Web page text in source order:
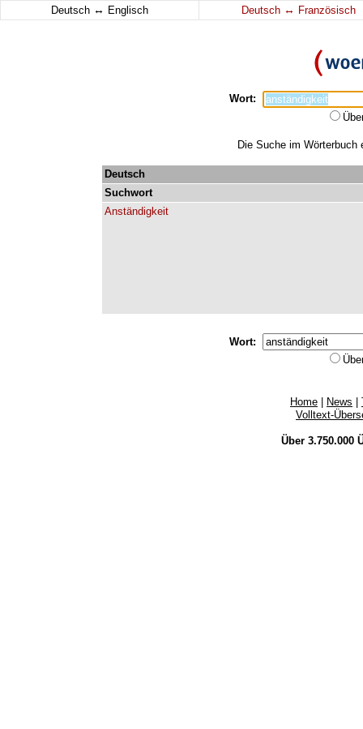
Deutsch ↔ Englisch Deutsch ↔ Französisch
Wort:
Die Suche im
Deutsch
Suchwort
Anständigkeit
Wort:
Home News
Volltext-
Über 3.750.000